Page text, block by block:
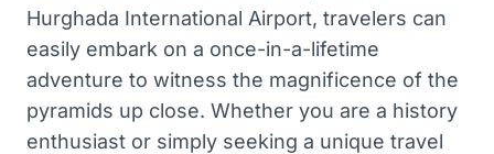
Hurghada International Airport, travelers can
easily embark on a once-in-a-lifetime
adventure ‌to witness the magnificence of the
pyramids up close. Whether you are a history
enthusiast or simply seeking a unique⁣ travel